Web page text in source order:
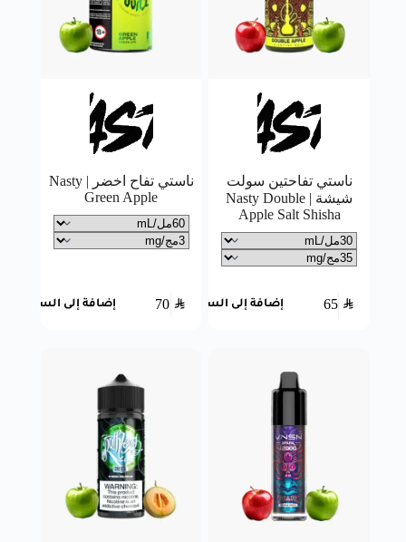
ناستي تفاحتين سولت
شيشة | Nasty Double
Apple Salt Shisha
65 SAR إضافة إلى السلة
ناستي تفاح اخضر | Nasty
Green Apple
70 SAR إضافة إلى السلة